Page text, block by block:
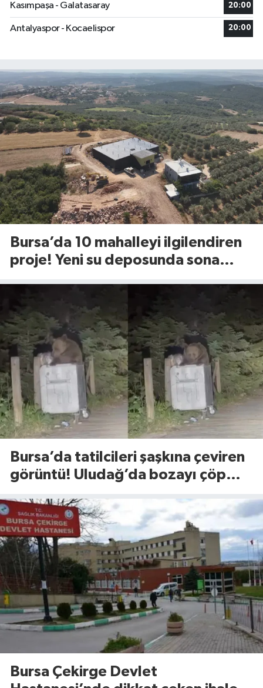
Kasımpaşa - Galatasaray 20:00
Antalyaspor - Kocaelispor 20:00
Bursa’da 10 mahalleyi ilgilendiren
proje! Yeni su deposunda sona
Bursa’da tatilcileri şaşkına çeviren
görüntü! Uludağ’da bozayı çöp
Bursa Çekirge Devlet